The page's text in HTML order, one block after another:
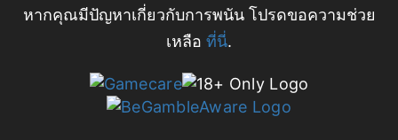
หากคุณมีปัญหาเกี่ยวกับการพนัน โปรดขอความช่วย
เหลือ ที่นี่.